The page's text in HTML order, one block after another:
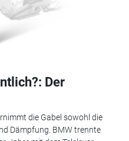
Der
die Gabel sowohl die
Dämpfung. BMW trennte